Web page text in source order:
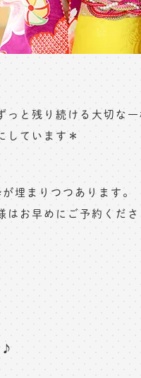
と残り続ける大切な一
しています＊
埋まりつつあります。
お早めにご予約くださ
♪